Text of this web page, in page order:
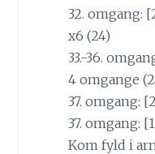
32. omgang:
x6 (24)
33.-36.
4 omgange
37. omgang:
37. omgang:
Kom fyld i